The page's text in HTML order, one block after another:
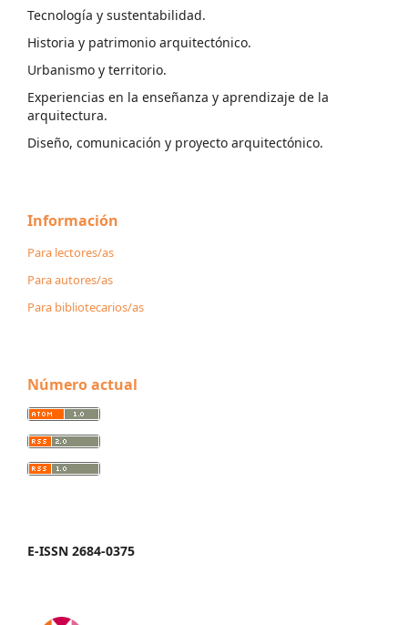
Tecnología y sustentabilidad.
Historia y patrimonio arquitectónico.
Urbanismo y territorio.
Experiencias en la enseñanza y aprendizaje de la
arquitectura.
Diseño, comunicación y proyecto arquitectónico.
Información
Para lectores/as
Para autores/as
Para bibliotecarios/as
Número actual
E-ISSN 2684-0375